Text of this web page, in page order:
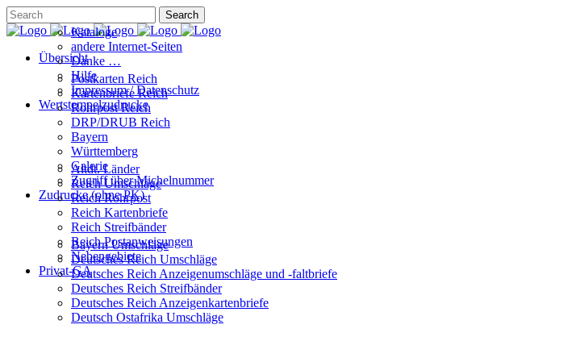
Übersicht
Kataloge
andere Internet-Seiten
Danke …
Hilfe
Impressum / Datenschutz
Wertstempelzudrucke
Postkarten Reich
Kartenbriefe Reich
Rohrpost Reich
DRP/DRUB Reich
Bayern
Württemberg
Galerie
Zugriff über Michelnummer
Zudrucke (ohne PK)
Altdt. Länder
Reich Umschläge
Reich Rohrpost
Reich Kartenbriefe
Reich Streifbänder
Reich Postanweisungen
Nebengebiete
Privat-GA
Bayern Umschläge
Deutsches Reich Umschläge
Deutsches Reich Anzeigenumschläge und -faltbriefe
Deutsches Reich Streifbänder
Deutsches Reich Anzeigenkartenbriefe
Deutsch Ostafrika Umschläge